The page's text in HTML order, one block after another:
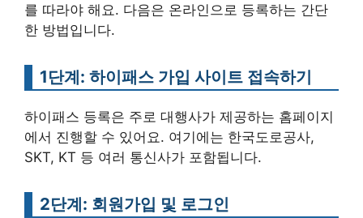
를 따라야 해요. 다음은 온라인으로 등록하는 간단
한 방법입니다.
1단계: 하이패스 가입 사이트 접속하기
하이패스 등록은 주로 대행사가 제공하는 홈페이지
에서 진행할 수 있어요. 여기에는 한국도로공사,
SKT, KT 등 여러 통신사가 포함됩니다.
2단계: 회원가입 및 로그인